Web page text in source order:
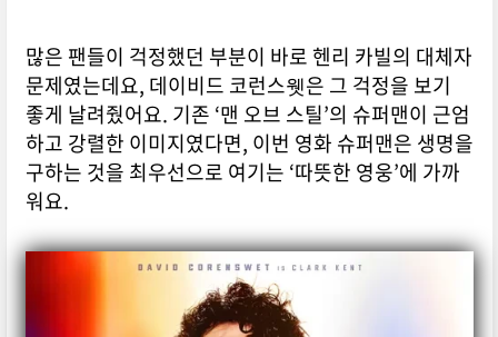
많은 팬들이 걱정했던 부분이 바로 헨리 카빌의 대체자
문제였는데요, 데이비드 코런스웻은 그 걱정을 보기
좋게 날려줬어요. 기존 ‘맨 오브 스틸’의 슈퍼맨이 근엄
하고 강렬한 이미지였다면, 이번 영화 슈퍼맨은 생명을
구하는 것을 최우선으로 여기는 ‘따뜻한 영웅’에 가까
워요.